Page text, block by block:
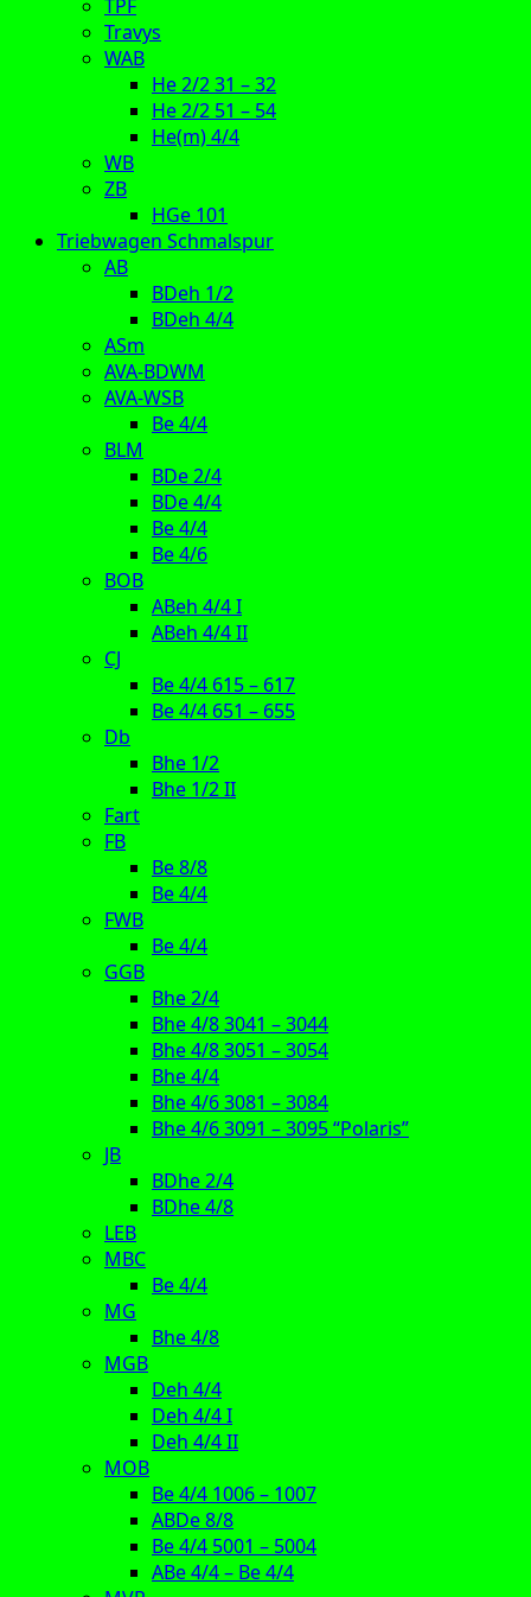
TPF
Travys
WAB
He 2/2 31 – 32
He 2/2 51 – 54
He(m) 4/4
WB
ZB
HGe 101
Triebwagen Schmalspur
AB
BDeh 1/2
BDeh 4/4
ASm
AVA-BDWM
AVA-WSB
Be 4/4
BLM
BDe 2/4
BDe 4/4
Be 4/4
Be 4/6
BOB
ABeh 4/4 I
ABeh 4/4 II
CJ
Be 4/4 615 – 617
Be 4/4 651 – 655
Db
Bhe 1/2
Bhe 1/2 II
Fart
FB
Be 8/8
Be 4/4
FWB
Be 4/4
GGB
Bhe 2/4
Bhe 4/8 3041 – 3044
Bhe 4/8 3051 – 3054
Bhe 4/4
Bhe 4/6 3081 – 3084
Bhe 4/6 3091 – 3095 “Polaris”
JB
BDhe 2/4
BDhe 4/8
LEB
MBC
Be 4/4
MG
Bhe 4/8
MGB
Deh 4/4
Deh 4/4 I
Deh 4/4 II
MOB
Be 4/4 1006 – 1007
ABDe 8/8
Be 4/4 5001 – 5004
ABe 4/4 – Be 4/4